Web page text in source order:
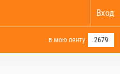
Вход
в мою ленту 2679